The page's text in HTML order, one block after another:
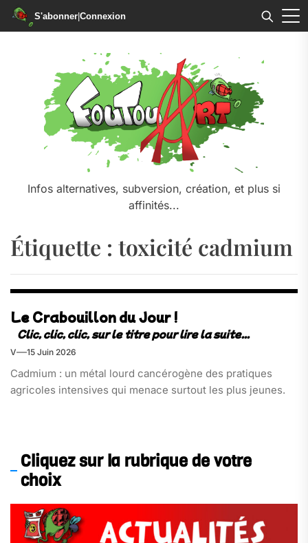
S'abonner|Connexion
Infos alternatives, subversion, création, et plus si
affinités...
Étiquette : toxicité cadmium
Le Crabouillon du Jour !
V 15 Juin 2026
Cadmium : un métal lourd cancérogène des pratiques
agricoles intensives qui menace surtout les plus jeunes.
Cliquez sur la rubrique de votre
choix